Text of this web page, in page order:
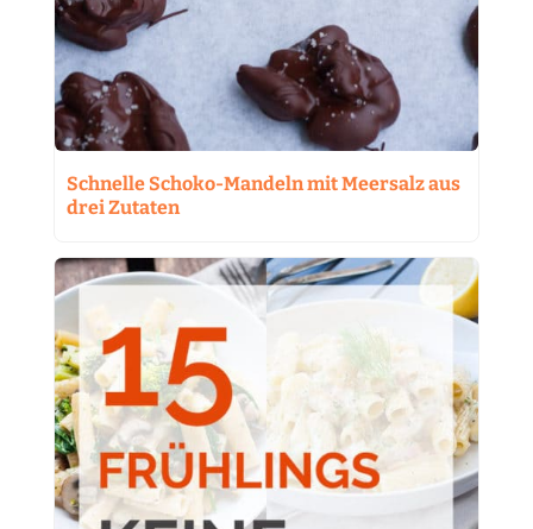
Schnelle Schoko-Mandeln mit Meersalz aus
drei Zutaten